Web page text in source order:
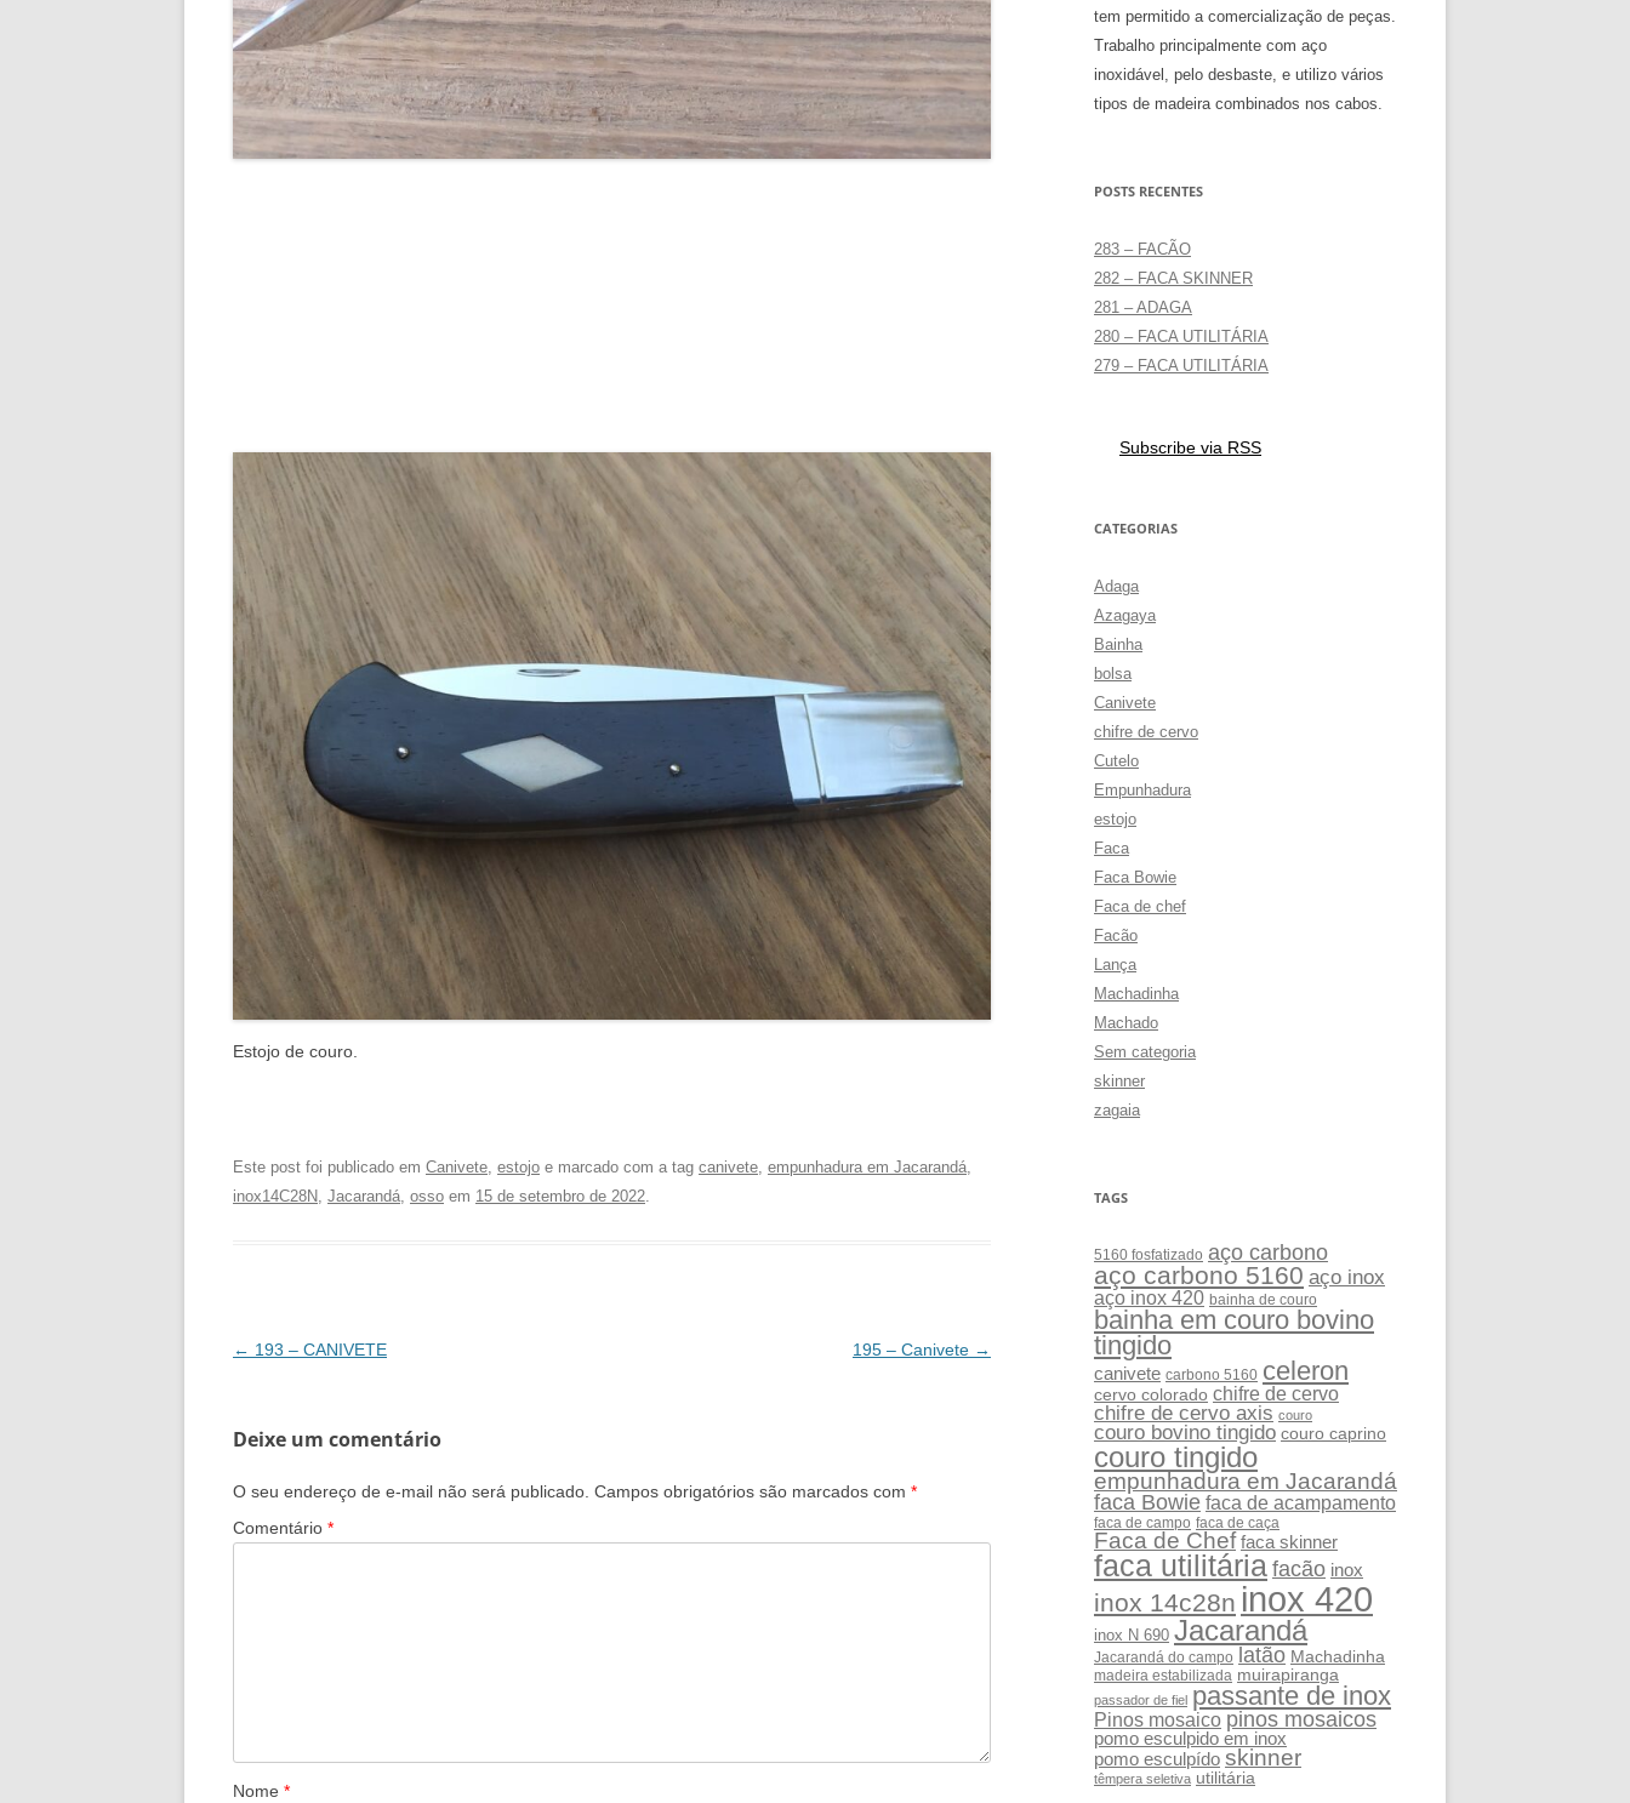
Estojo de couro.
Este post foi publicado em Canivete, estojo e marcado com a tag canivete, empunhadura em Jacarandá,
inox14C28N, Jacarandá, osso em 15 de setembro de 2022.
Navegação
← 193 – CANIVETE 195 – Canivete →
Deixe um comentário
O seu endereço de e-mail não será publicado. Campos obrigatórios são marcados com *
Comentário *
Nome *
tem permitido a comercialização de peças.
Trabalho principalmente com aço
inoxidável, pelo desbaste, e utilizo vários
tipos de madeira combinados nos cabos.
POSTS RECENTES
283 – FACÃO
282 – FACA SKINNER
281 – ADAGA
280 – FACA UTILITÁRIA
279 – FACA UTILITÁRIA
Subscribe via RSS
CATEGORIAS
Adaga
Azagaya
Bainha
bolsa
Canivete
chifre de cervo
Cutelo
Empunhadura
estojo
Faca
Faca Bowie
Faca de chef
Facão
Lança
Machadinha
Machado
Sem categoria
skinner
zagaia
TAGS
5160 fosfatizado aço carbono
aço carbono 5160 aço inox
aço inox 420 bainha de couro
bainha em couro bovino
tingido
canivete carbono 5160 celeron
cervo colorado chifre de cervo
chifre de cervo axis couro
couro bovino tingido couro caprino
couro tingido
empunhadura em Jacarandá
faca Bowie faca de acampamento
faca de campo faca de caça
Faca de Chef faca skinner
faca utilitáriafacão inox
inox 14c28n inox 420
inox N 690 Jacarandá
Jacarandá do campo latão Machadinha
madeira estabilizada muirapiranga
passador de fiel passante de inox
Pinos mosaico pinos mosaicos
pomo esculpido em inox
pomo esculpído skinner
têmpera seletiva utilitária